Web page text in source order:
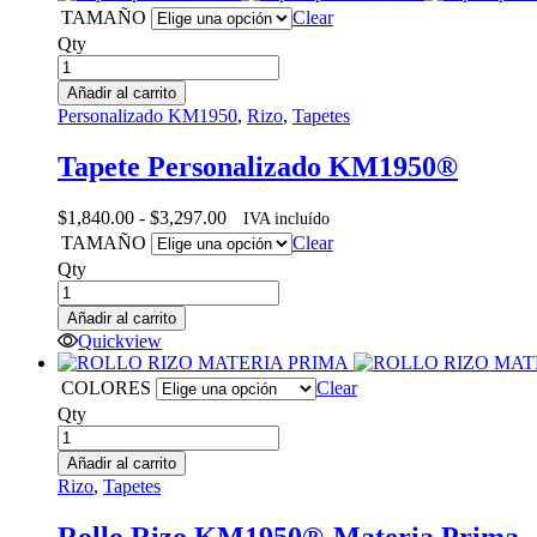
TAMAÑO
Clear
Qty
Añadir al carrito
Personalizado KM1950, Rizo, Tapetes
Tapete Personalizado KM1950®
$1,840.00 - $3,297.00Rango
de
precios:
desde
$1,840.00
IVA incluído
TAMAÑO
Clear
Qty
Añadir al carrito
Quickview
COLORES
Clear
Qty
Añadir al carrito
Rizo, Tapetes